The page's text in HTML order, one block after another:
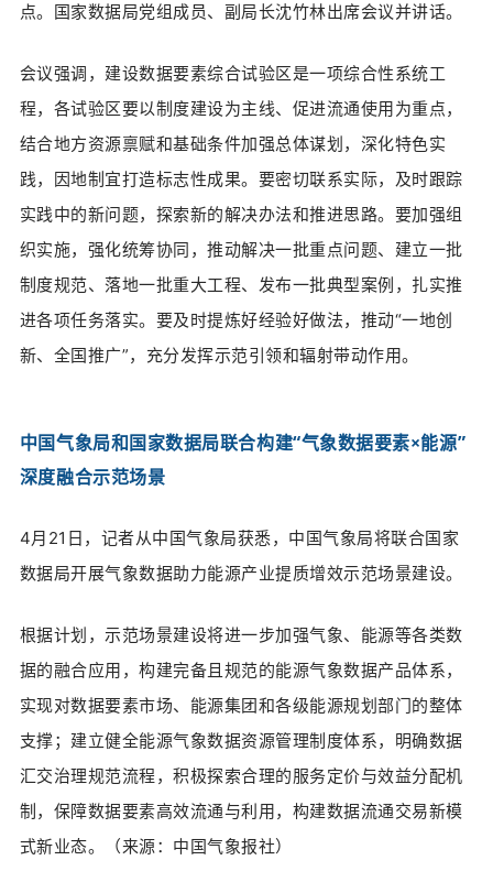
点。国家数据局党组成员、副局长沈竹林出席会议并讲话。
会议强调，建设数据要素综合试验区是一项综合性系统工
程，各试验区要以制度建设为主线、促进流通使用为重点，
结合地方资源禀赋和基础条件加强总体谋划，深化特色实
践，因地制宜打造标志性成果。要密切联系实际，及时跟踪
实践中的新问题，探索新的解决办法和推进思路。要加强组
织实施，强化统筹协同，推动解决一批重点问题、建立一批
制度规范、落地一批重大工程、发布一批典型案例，扎实推
进各项任务落实。要及时提炼好经验好做法，推动“一地创
新、全国推广”，充分发挥示范引领和辐射带动作用。
中国气象局和国家数据局联合构建“气象数据要素×能源”
深度融合示范场景
4月21日，记者从中国气象局获悉，中国气象局将联合国家
数据局开展气象数据助力能源产业提质增效示范场景建设。
根据计划，示范场景建设将进一步加强气象、能源等各类数
据的融合应用，构建完备且规范的能源气象数据产品体系，
实现对数据要素市场、能源集团和各级能源规划部门的整体
支撑；建立健全能源气象数据资源管理制度体系，明确数据
汇交治理规范流程，积极探索合理的服务定价与效益分配机
制，保障数据要素高效流通与利用，构建数据流通交易新模
式新业态。（来源： 中国气象报社）